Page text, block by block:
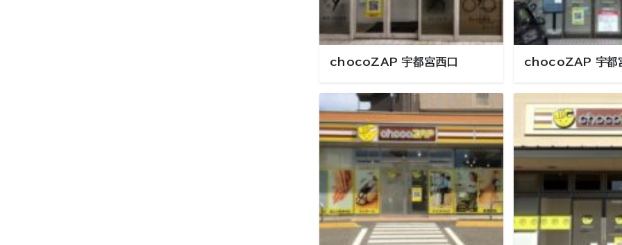
chocoZAP 宇都宮西口 chocoZAP 宇都